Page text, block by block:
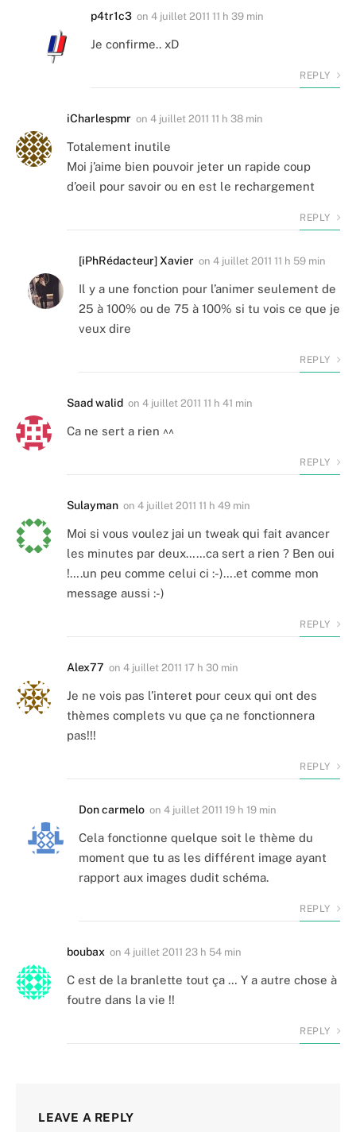
p4tr1c3 on 4 juillet 2011 11 h 39 min
Je confirme.. xD
REPLY
iCharlespmr on 4 juillet 2011 11 h 38 min
Totalement inutile
Moi j’aime bien pouvoir jeter un rapide coup
d’oeil pour savoir ou en est le rechargement
REPLY
[iPhRédacteur] Xavier on 4 juillet 2011 11 h 59 min
Il y a une fonction pour l’animer seulement de
25 à 100% ou de 75 à 100% si tu vois ce que je
veux dire
REPLY
Saad walid on 4 juillet 2011 11 h 41 min
Ca ne sert a rien ^^
REPLY
Sulayman on 4 juillet 2011 11 h 49 min
Moi si vous voulez jai un tweak qui fait avancer
les minutes par deux……ca sert a rien ? Ben oui
!….un peu comme celui ci :-)….et comme mon
message aussi :-)
REPLY
Alex77 on 4 juillet 2011 17 h 30 min
Je ne vois pas l’interet pour ceux qui ont des
thèmes complets vu que ça ne fonctionnera
pas!!!
REPLY
Don carmelo on 4 juillet 2011 19 h 19 min
Cela fonctionne quelque soit le thème du
moment que tu as les différent image ayant
rapport aux images dudit schéma.
REPLY
boubax on 4 juillet 2011 23 h 54 min
C est de la branlette tout ça … Y a autre chose à
foutre dans la vie !!
REPLY
LEAVE A REPLY